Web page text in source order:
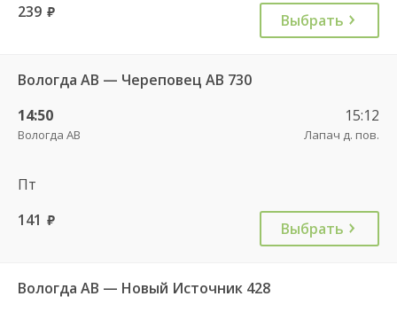
239 руб. Выбрать
Вологда АВ — Череповец АВ 730
14:50
Вологда АВ
15:12
Лапач д. пов.
Пт
141 руб. Выбрать
Вологда АВ — Новый Источник 428